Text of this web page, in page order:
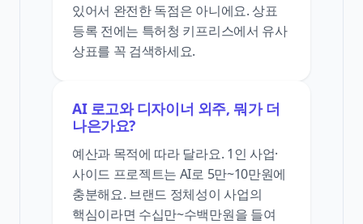
있어서 완전한 독점은 아니에요. 상표
등록 전에는 특허청 키프리스에서 유사
상표를 꼭 검색하세요.
AI 로고와 디자이너 외주, 뭐가 더
나은가요?
예산과 목적에 따라 달라요. 1인 사업·
사이드 프로젝트는 AI로 5만~10만원에
충분해요. 브랜드 정체성이 사업의
핵심이라면 수십만~수백만원을 들여